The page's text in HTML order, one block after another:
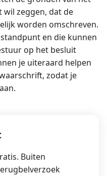
wil zeggen, dat de
worden omschreven.
en die kunnen
op het besluit
je uiteraard helpen
zodat je
Buiten